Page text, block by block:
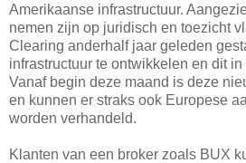
Amerikaanse infrastructuur.
nemen zijn op juridisch en toezicht
Clearing anderhalf jaar geleden
infrastructuur te ontwikkelen en dit
Vanaf begin deze maand is deze
en kunnen er straks ook Europese
worden verhandeld.
Klanten van een broker zoals BUX